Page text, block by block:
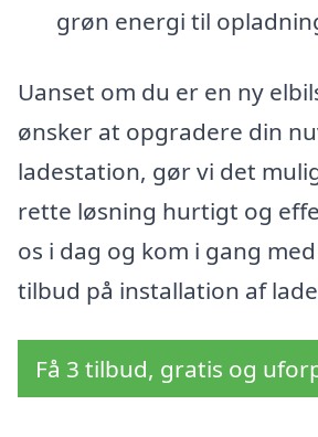
grøn energi til
Uanset om du er en ny
ønsker at opgradere din
ladestation, gør vi det
rette løsning hurtigt og
os i dag og kom i gang
tilbud på installation af
Få 3 tilbud, gratis og